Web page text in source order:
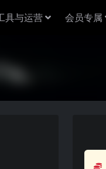
具与运营 会员专属